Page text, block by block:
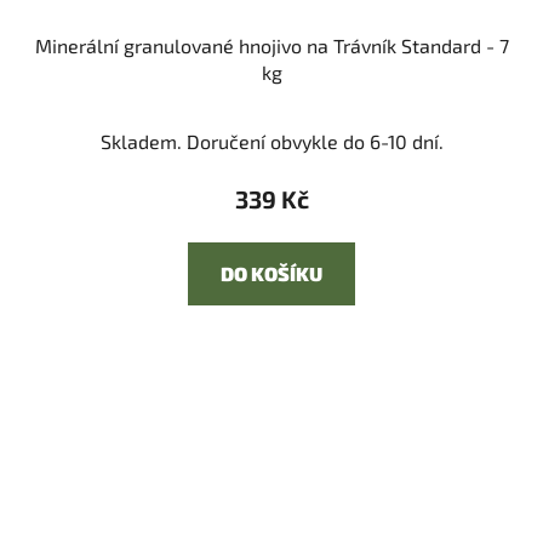
Minerální granulované hnojivo na Trávník Standard - 7
kg
Skladem. Doručení obvykle do 6-10 dní.
339 Kč
DO KOŠÍKU